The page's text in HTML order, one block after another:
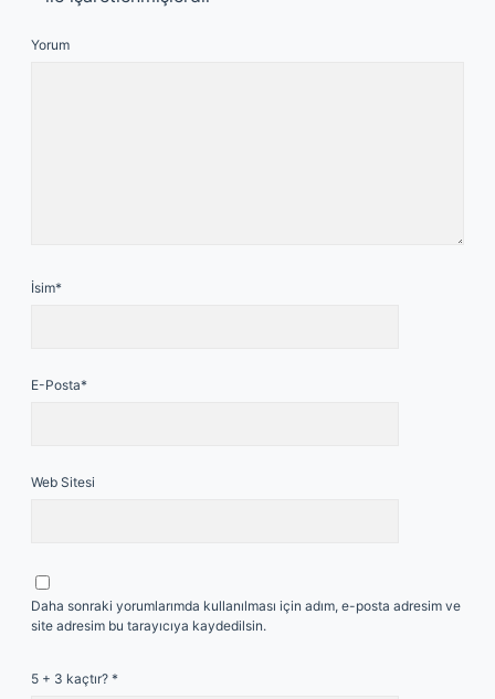
Yorum
İsim*
E-Posta*
Web Sitesi
Daha sonraki yorumlarımda kullanılması için adım, e-posta adresim ve
site adresim bu tarayıcıya kaydedilsin.
5 + 3 kaçtır? *